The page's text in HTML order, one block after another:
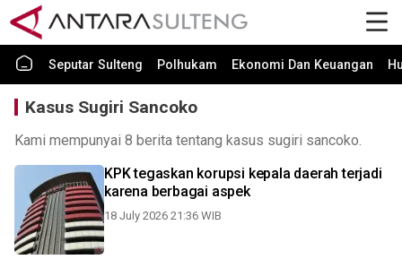
Seputar Sulteng Polhukam Ekonomi Dan Keuangan
Kasus Sugiri Sancoko
Kami mempunyai 8 berita tentang kasus sugiri sancoko.
KPK tegaskan korupsi kepala daerah terjadi
karena berbagai aspek
18 July 2026 21:36 WIB